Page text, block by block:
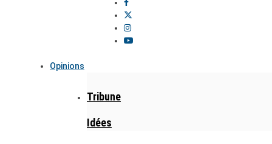
Opinions
Tribune
Idées